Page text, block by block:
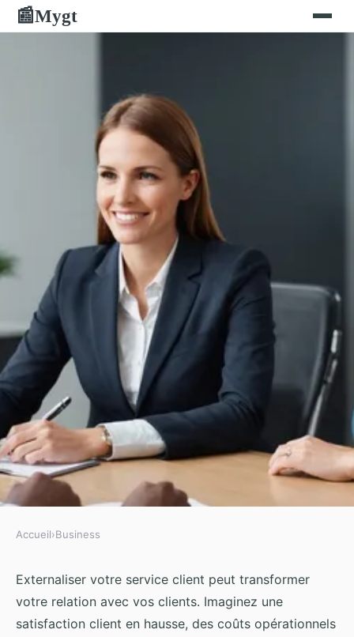
📰Mygt
Externaliser service client :
améliorez votre relation client
Accueil›Business
Externaliser votre service client peut transformer
votre relation avec vos clients. Imaginez une
satisfaction client en hausse, des coûts opérationnels